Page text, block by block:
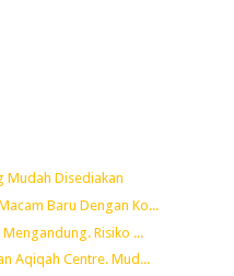
Mudah Disediakan
Baru Dengan Ko...
Risiko ...
Aqiqah Centre. Mud...